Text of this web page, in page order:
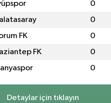
0
0
FK 0
FK 0
0
Detaylar için tıklayın